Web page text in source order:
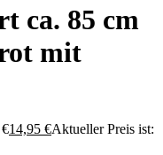
ca. 85 cm
mit
14,95 €Aktueller Preis ist: